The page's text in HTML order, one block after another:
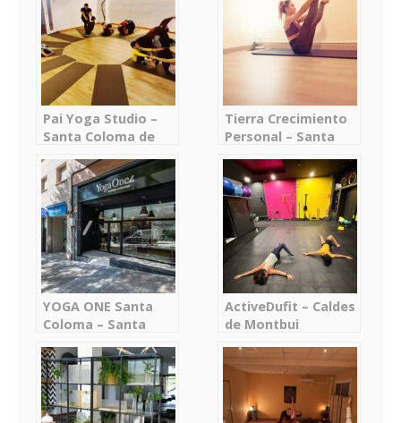
Pai Yoga Studio –
Santa Coloma de
Tierra Crecimiento
Personal – Santa
Gramenet
YOGA ONE Santa
Coloma – Santa
Gramenet
ActiveDufit – Caldes
de Montbui